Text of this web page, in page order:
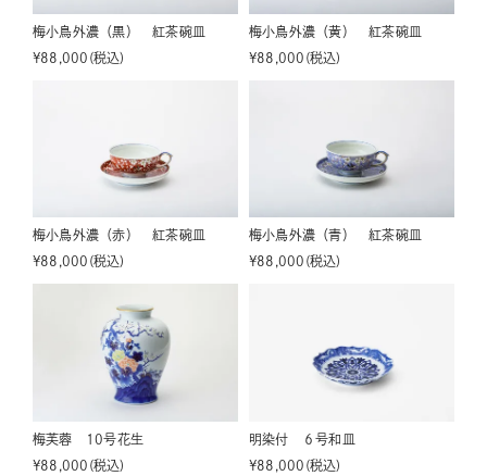
梅小鳥外濃（黒） 紅茶碗皿
¥88,000 税込
梅小鳥外濃（黄） 紅茶碗皿
¥88,000 税込
梅小鳥外濃（赤） 紅茶碗皿
¥88,000 税込
梅小鳥外濃（青） 紅茶碗皿
¥88,000 税込
梅芙蓉 10号花生
¥88,000 税込
明染付 ６号和皿
¥88,000 税込